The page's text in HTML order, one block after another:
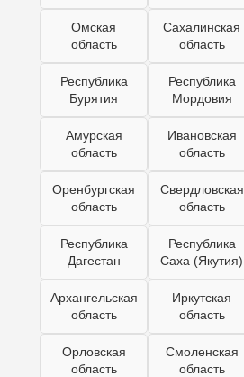
Омская
область
Сахалинская
область
Республика
Бурятия
Республика
Мордовия
Амурская
область
Ивановская
область
Оренбургская
область
Свердловская
область
Республика
Дагестан
Республика
Саха (Якутия)
Архангельская
область
Иркутская
область
Орловская
область
Смоленская
область